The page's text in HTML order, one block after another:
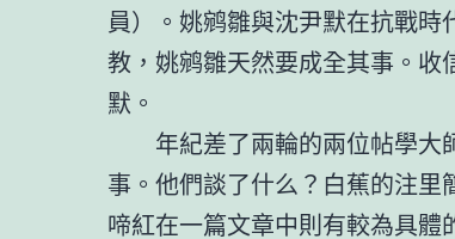
員）。姚鹓雛與沈尹默在抗戰
教，姚鹓雛天然要成全其事。
默。
年紀差了兩輪的兩位帖學
事。他們談了什么？白蕉的注
啼紅在一篇文章中則有較為具體